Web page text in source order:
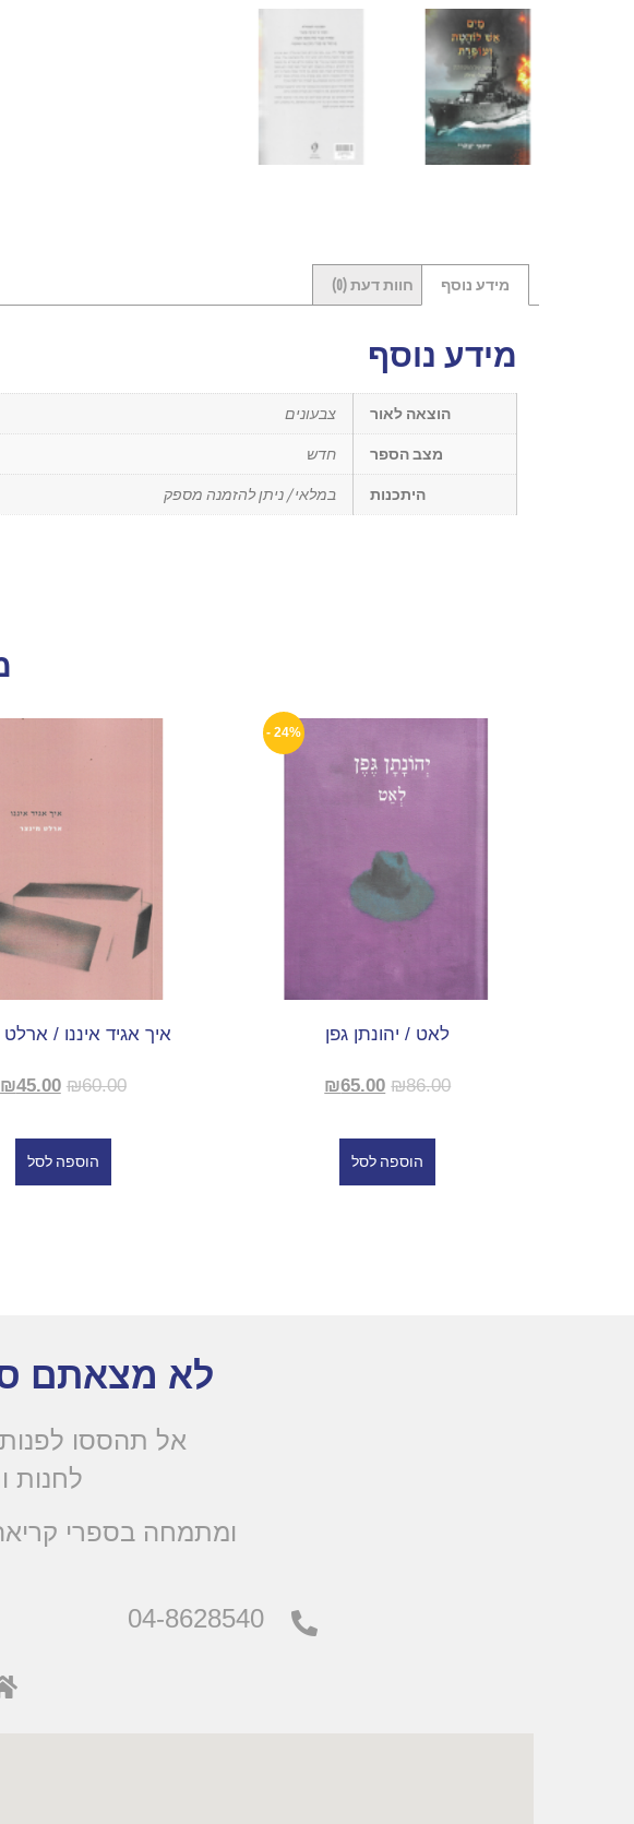
מידע נוסף חוות דעת (0)
מידע נוסף
הוצאה לאור צבעונים
מצב הספר חדש
היתכנות במלאי / ניתן להזמנה מספק
24% -
לאט / יהונתן גפן
₪86.00
₪65.00
הוספה לסל
איך אגיד איננו /
₪60.00
₪45.00
הוספה לסל
לא מצאתם
אל תהססו
לחנות
.ומתמחה בספרי
04-8628540